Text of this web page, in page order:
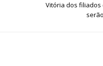
Vitória dos filiados